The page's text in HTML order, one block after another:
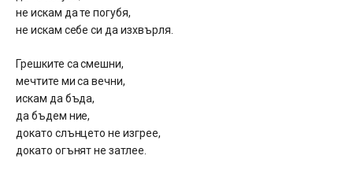
не искам да те погубя,
не искам себе си да изхвърля.
Грешките са смешни,
мечтите ми са вечни,
искам да бъда,
да бъдем ние,
докато слънцето не изгрее,
докато огънят не затлее.